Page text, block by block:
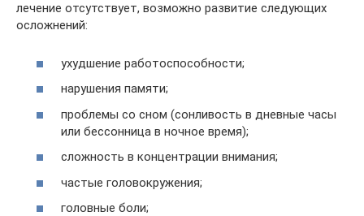
лечение отсутствует, возможно развитие следующих
осложнений:
ухудшение работоспособности;
нарушения памяти;
проблемы со сном (сонливость в дневные часы
или бессонница в ночное время);
сложность в концентрации внимания;
частые головокружения;
головные боли;